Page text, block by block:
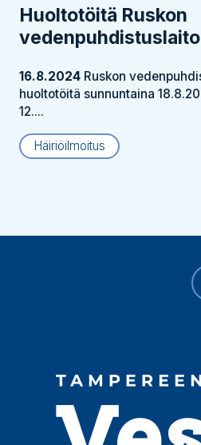
Huoltotöitä Ruskon
16.8.2024 Ruskon
huoltotöitä sunnuntaina
12....
Häiriöilmoitus